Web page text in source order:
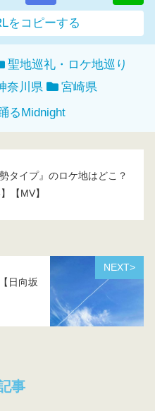
をコピーする
聖地巡礼・ロケ地巡り
奈川県
宮崎県
るMidnight
勢タイプ』のロケ地はどこ？
【MV】
NEXT>
日向坂
事